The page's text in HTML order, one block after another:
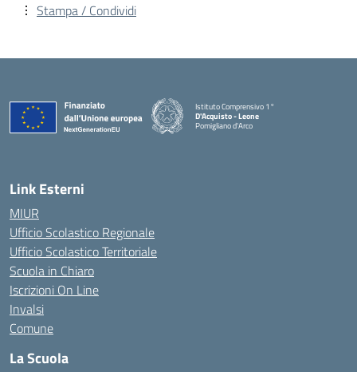
Stampa / Condividi
Istituto Comprensivo 1°
D'Acquisto - Leone
Pomigliano d'Arco
— Visita la pagina iniziale della scuola
Link Esterni
MIUR
Ufficio Scolastico Regionale
Ufficio Scolastico Territoriale
Scuola in Chiaro
Iscrizioni On Line
Invalsi
Comune
La Scuola